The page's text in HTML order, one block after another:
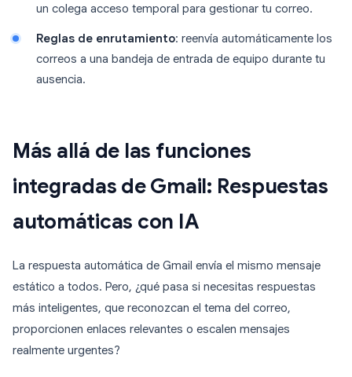
un colega acceso temporal para gestionar tu correo.
Reglas de enrutamiento: reenvía automáticamente los
correos a una bandeja de entrada de equipo durante tu
ausencia.
Más allá de las funciones
integradas de Gmail: Respuestas
automáticas con IA
La respuesta automática de Gmail envía el mismo mensaje
estático a todos. Pero, ¿qué pasa si necesitas respuestas
más inteligentes, que reconozcan el tema del correo,
proporcionen enlaces relevantes o escalen mensajes
realmente urgentes?